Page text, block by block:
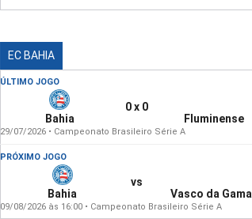
EC BAHIA
ÚLTIMO JOGO
Bahia
0 x 0
Fluminense
29/07/2026 • Campeonato Brasileiro Série A
PRÓXIMO JOGO
Bahia
vs
Vasco da Gama
09/08/2026 às 16:00 • Campeonato Brasileiro Série A